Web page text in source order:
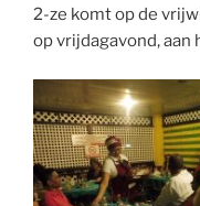
2-ze komt op de
op vrijdagavond, aan